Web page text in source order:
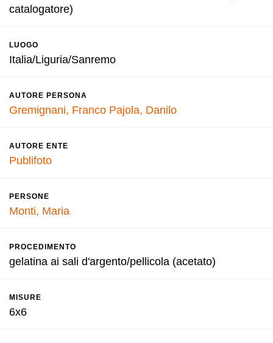
catalogatore)
LUOGO
Italia/Liguria/Sanremo
AUTORE PERSONA
Gremignani, Franco Pajola, Danilo
AUTORE ENTE
Publifoto
PERSONE
Monti, Maria
PROCEDIMENTO
gelatina ai sali d'argento/pellicola (acetato)
MISURE
6x6